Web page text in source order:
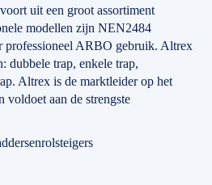
uit een groot assortiment
modellen zijn NEN2484
professioneel ARBO gebruik. Altrex
dubbele trap, enkele trap,
Altrex is de marktleider op het
voldoet aan de strengste